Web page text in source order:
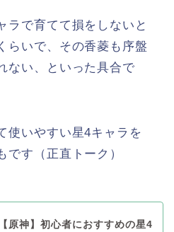
ラで育てて損をしないと
らいで、その香菱も序盤
ない、といった具合で
使いやすい星4キャラを
です（正直トーク）
【原神】初心者におすすめの星4